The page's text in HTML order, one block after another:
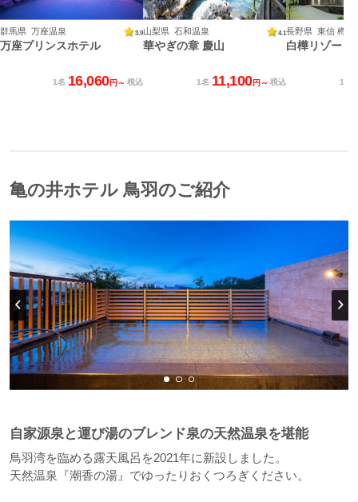
群馬県 万座温泉 3.9
万座プリンスホテル
1名 16,060円～ 税込
山梨県 石和温泉 4.1
華やぎの章 慶山
1名 11,100円～ 税込
長野県 東信 樽ヶ
白樺リゾート
1名
亀の井ホテル 鳥羽のご紹介
自家源泉と運び湯のブレンド泉の天然温泉を堪能
鳥羽湾を臨める露天風呂を2021年に新設しました。
天然温泉『潮香の湯』でゆったりおくつろぎください。